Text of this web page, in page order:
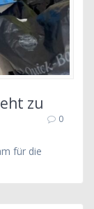
zu
0
für die